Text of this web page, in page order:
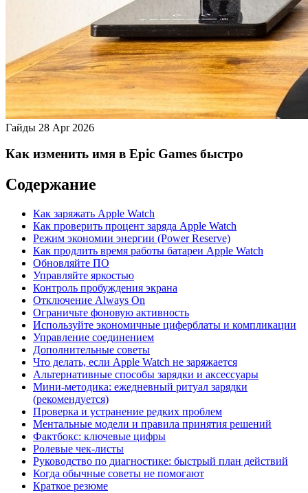
Гайды 28 Apr 2026
Как изменить имя в Epic Games быстро
Содержание
Как заряжать Apple Watch
Как проверить процент заряда Apple Watch
Режим экономии энергии (Power Reserve)
Как продлить время работы батареи Apple Watch
Обновляйте ПО
Управляйте яркостью
Контроль пробуждения экрана
Отключение Always On
Ограничьте фоновую активность
Используйте экономичные циферблаты и компликации
Управление соединением
Дополнительные советы
Что делать, если Apple Watch не заряжается
Альтернативные способы зарядки и аксессуары
Мини‑методика: ежедневный ритуал зарядки
(рекомендуется)
Проверка и устранение редких проблем
Ментальные модели и правила принятия решений
Фактбокс: ключевые цифры
Ролевые чек‑листы
Руководство по диагностике: быстрый план действий
Когда обычные советы не помогают
Краткое резюме